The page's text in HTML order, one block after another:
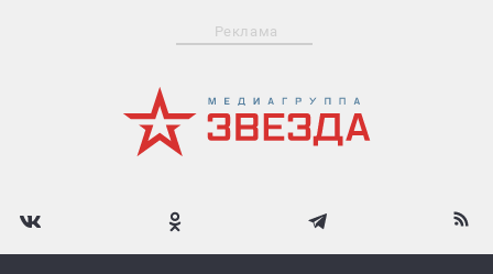
Реклама